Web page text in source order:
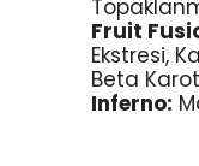
Fruit
Ekstresi,
Beta
Inferno: